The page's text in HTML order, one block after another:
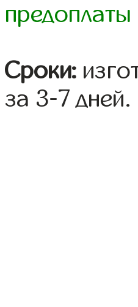
предоплаты
Сроки:
за 3-7 дней.